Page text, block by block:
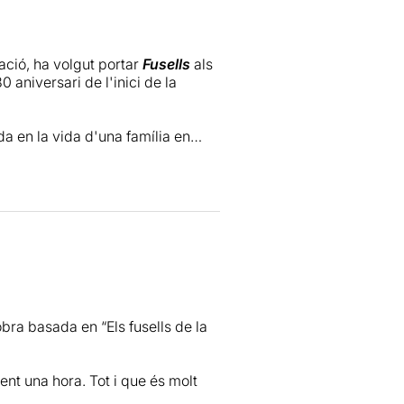
ha volgut portar Fusells als
aniversari de l'inici de la
en la vida d'una família en
de persones.
aquest passat divendres
que fos així, ras i
han agradat moltíssim i
basada en “Els fusells de la
una hora. Tot i que és molt